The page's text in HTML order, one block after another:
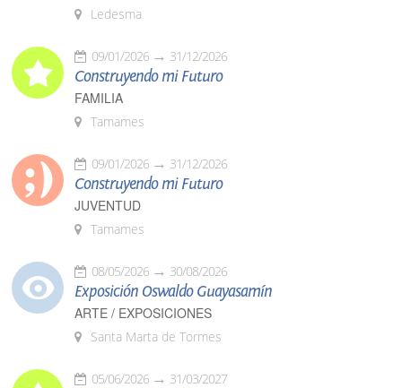
Ledesma
09/01/2026 31/12/2026
Construyendo mi Futuro
FAMILIA
Tamames
09/01/2026 31/12/2026
Construyendo mi Futuro
JUVENTUD
Tamames
08/05/2026 30/08/2026
Exposición Oswaldo Guayasamín
ARTE / EXPOSICIONES
Santa Marta de Tormes
05/06/2026 31/03/2027